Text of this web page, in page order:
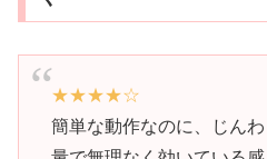
★★★★☆
簡単な動作なのに、じん